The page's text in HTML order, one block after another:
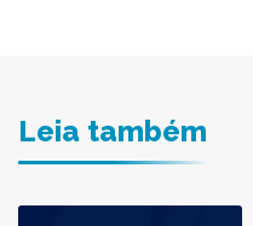
Leia também